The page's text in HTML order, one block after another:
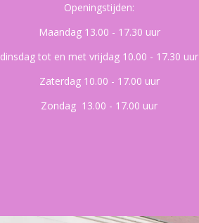
Openingstijden:
Maandag 13.00 - 17.30 uur
dinsdag tot en met vrijdag 10.00 - 17.30 uur
Zaterdag 10.00 - 17.00 uur
Zondag 13.00 - 17.00 uur